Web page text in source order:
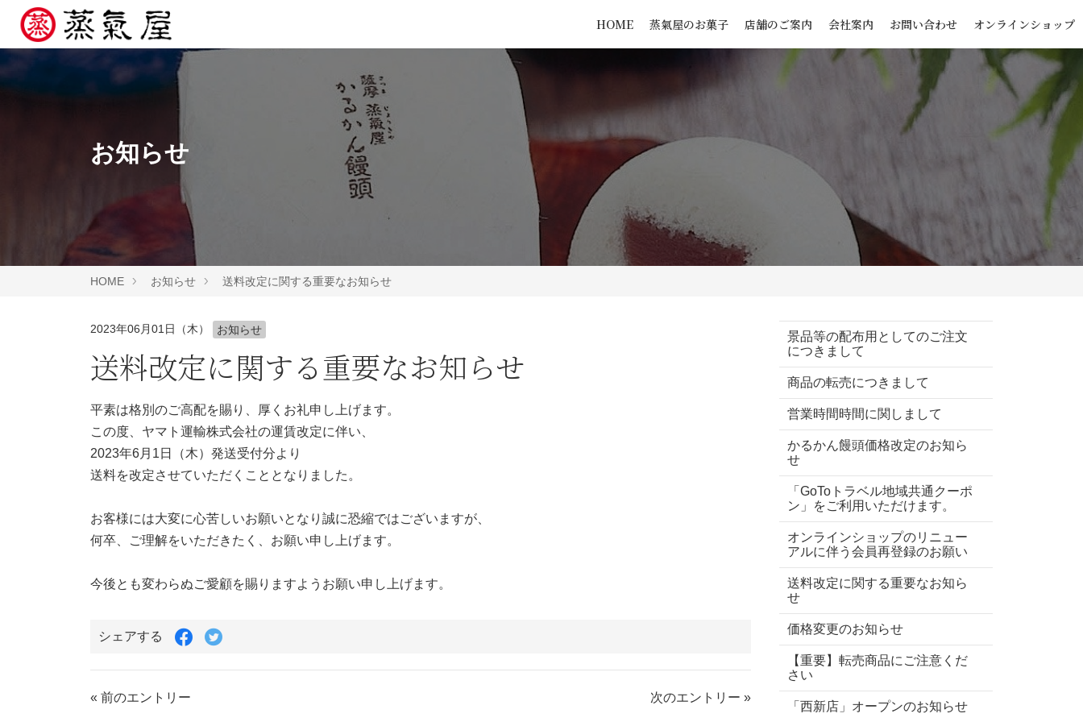
HOME 蒸氣屋のお菓子 店舗のご案内 会社案内 お問い合わせ オンラインショップ
お知らせ
HOME お知らせ 送料改定に関する重要なお知らせ
2023年06月01日（木） お知らせ
送料改定に関する重要なお知らせ
平素は格別のご高配を賜り、厚くお礼申し上げます。
この度、ヤマト運輸株式会社の運賃改定に伴い、
2023年6月1日（木）発送受付分より
送料を改定させていただくこととなりました。
お客様には大変に心苦しいお願いとなり誠に恐縮ではございますが、
何卒、ご理解をいただきたく、お願い申し上げます。
今後とも変わらぬご愛顧を賜りますようお願い申し上げます。
シェアする
Facebook
Twitter
« 前のエントリー 次のエントリー »
景品等の配布用としてのご注文
につきまして
商品の転売につきまして
営業時間時間に関しまして
かるかん饅頭価格改定のお知ら
せ
「GoToトラベル地域共通クーポ
ン」をご利用いただけます。
オンラインショップのリニュー
アルに伴う会員再登録のお願い
送料改定に関する重要なお知ら
せ
価格変更のお知らせ
【重要】転売商品にご注意くだ
さい
「西新店」オープンのお知らせ